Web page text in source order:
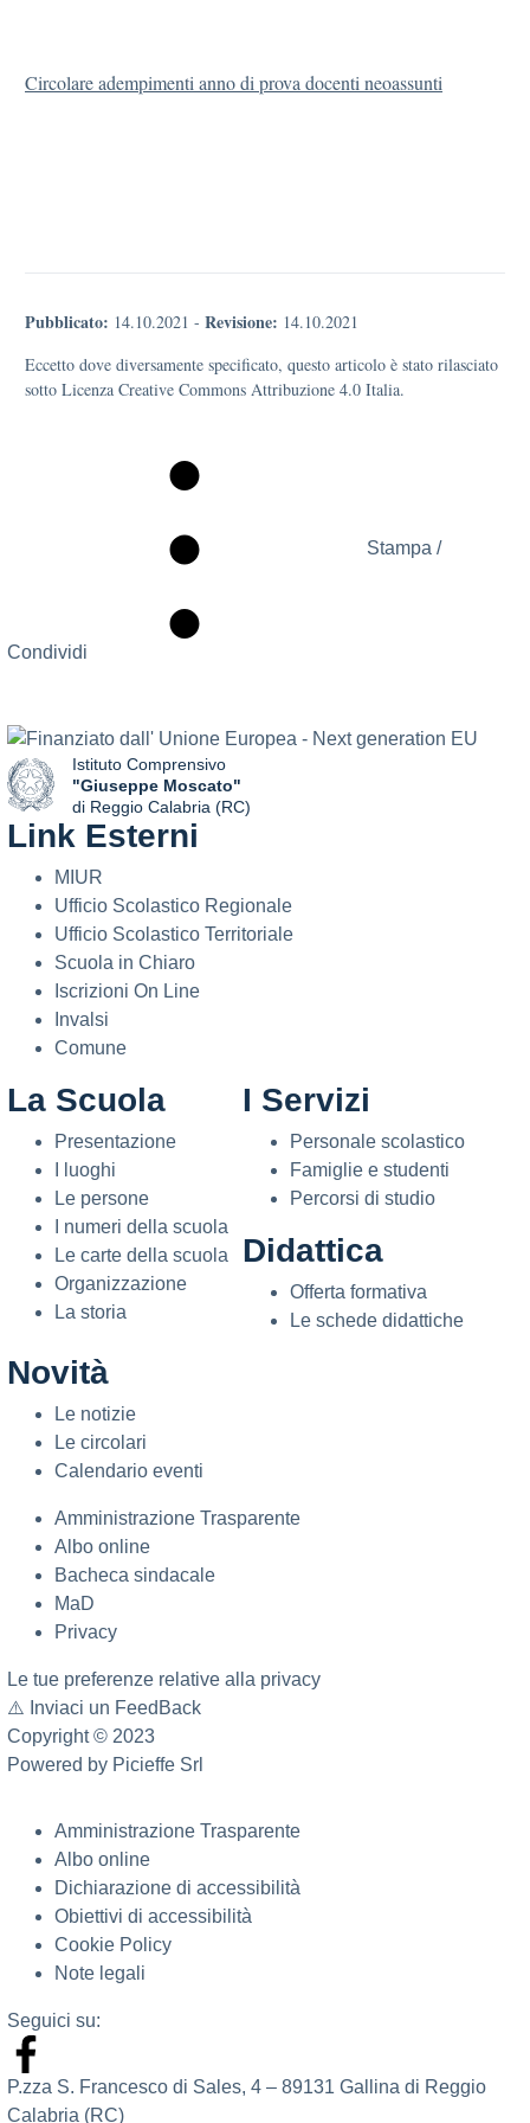
Circolare adempimenti anno di prova docenti neoassunti
Pubblicato: 14.10.2021 - Revisione: 14.10.2021
Eccetto dove diversamente specificato, questo articolo è stato rilasciato
sotto Licenza Creative Commons Attribuzione 4.0 Italia.
Stampa /
Condividi
Istituto Comprensivo
"Giuseppe Moscato"
di Reggio Calabria (RC)
— Visita la pagina iniziale della scuola
Link Esterni
MIUR
Ufficio Scolastico Regionale
Ufficio Scolastico Territoriale
Scuola in Chiaro
Iscrizioni On Line
Invalsi
Comune
La Scuola
Presentazione
I luoghi
Le persone
I numeri della scuola
Le carte della scuola
Organizzazione
La storia
I Servizi
Personale scolastico
Famiglie e studenti
Percorsi di studio
Didattica
Offerta formativa
Le schede didattiche
Novità
Le notizie
Le circolari
Calendario eventi
Amministrazione Trasparente
Albo online
Bacheca sindacale
MaD
Privacy
Le tue preferenze relative alla privacy
⚠️ Inviaci un FeedBack
Copyright © 2023
Powered by Picieffe Srl
Amministrazione Trasparente
Albo online
Dichiarazione di accessibilità
Obiettivi di accessibilità
Cookie Policy
Note legali
Seguici su:
P.zza S. Francesco di Sales, 4 – 89131 Gallina di Reggio
Calabria (RC)